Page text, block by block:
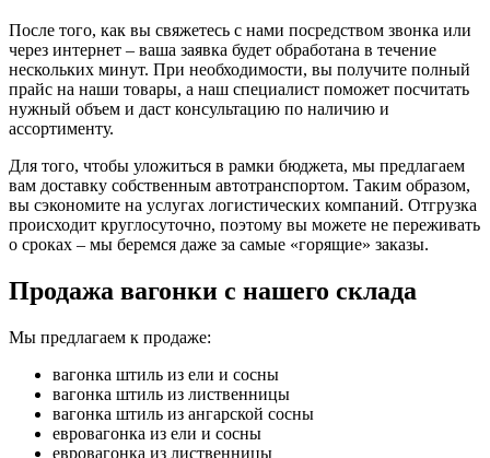
После того, как вы свяжетесь с нами посредством звонка или
через интернет – ваша заявка будет обработана в течение
нескольких минут. При необходимости, вы получите полный
прайс на наши товары, а наш специалист поможет посчитать
нужный объем и даст консультацию по наличию и
ассортименту.
Для того, чтобы уложиться в рамки бюджета, мы предлагаем
вам доставку собственным автотранспортом. Таким образом,
вы сэкономите на услугах логистических компаний. Отгрузка
происходит круглосуточно, поэтому вы можете не переживать
о сроках – мы беремся даже за самые «горящие» заказы.
Продажа вагонки с нашего склада
Мы предлагаем к продаже:
вагонка штиль из ели и сосны
вагонка штиль из лиственницы
вагонка штиль из ангарской сосны
евровагонка из ели и сосны
евровагонка из лиственницы